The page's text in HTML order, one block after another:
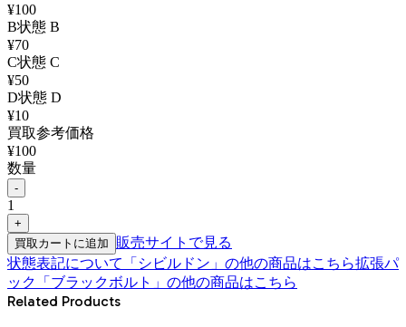
¥100
B状態 B
¥70
C状態 C
¥50
D状態 D
¥10
買取参考価格
¥100
数量
-
1
+
買取カートに追加
販売サイトで見る
状態表記について
「 シビルドン 」の他の商品はこちら拡張パ
ック「ブラックボルト」 の他の商品はこちら
Related Products